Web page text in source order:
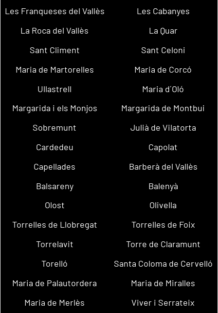
Les Franqueses del Vallès
Les Cabanyes
La Roca del Vallès
La Quar
Sant Climent
Sant Celoni
Maria de Martorelles
Maria de Corcó
Ullastrell
Maria d´Oló
Margarida i els Monjos
Margarida de Montbui
Sobremunt
Julià de Vilatorta
Cardedeu
Capolat
Capellades
Barberà del Vallès
Balsareny
Balenyà
Olost
Olivella
Torrelles de Llobregat
Torrelles de Foix
Torrelavit
Torre de Claramunt
Torelló
Santa Coloma de Cervelló
Maria de Palautordera
Maria de Miralles
Maria de Merlès
Viver i Serrateix